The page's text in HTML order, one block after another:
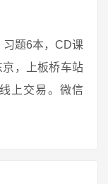
习题6本，CD课
，上板桥车站
上交易。微信